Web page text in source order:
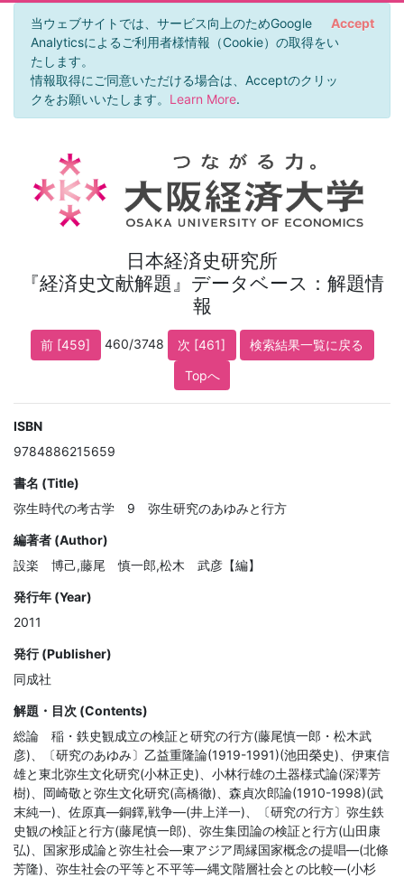
当ウェブサイトでは、サービス向上のためGoogle
Analyticsによるご利用者様情報（Cookie）の取得をい
たします。
情報取得にご同意いただける場合は、Acceptのクリッ
クをお願いいたします。 Learn More.
Accept
日本経済史研究所
『経済史文献解題』データベース：解題情
報
前 [459] 460/3748 次 [461]
検索結果一覧に戻る
Topへ
ISBN
9784886215659
書名 (Title)
弥生時代の考古学 9 弥生研究のあゆみと行方
編著者 (Author)
設楽 博己,藤尾 慎一郎,松木 武彦【編】
発行年 (Year)
2011
発行 (Publisher)
同成社
解題・目次 (Contents)
総論　稲・鉄史観成立の検証と研究の行方(藤尾慎一郎・松木武
彦)、〔研究のあゆみ〕乙益重隆論(1919-1991)(池田榮史)、伊東信
雄と東北弥生文化研究(小林正史)、小林行雄の土器様式論(深澤芳
樹)、岡崎敬と弥生文化研究(高橋徹)、森貞次郎論(1910-1998)(武
末純一)、佐原真―銅鐸,戦争―(井上洋一)、〔研究の行方〕弥生鉄
史観の検証と行方(藤尾慎一郎)、弥生集団論の検証と行方(山田康
弘)、国家形成論と弥生社会―東アジア周縁国家概念の提唱―(北條
芳隆)、弥生社会の平等と不平等―縄文階層社会との比較―(小杉